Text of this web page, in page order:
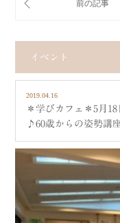
イベント
2019.04.16
＊学びカフェ＊5月
♪60歳からの姿勢講